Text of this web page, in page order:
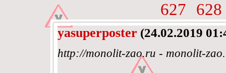
627
628
yasuperposter (24.02.2019
http://monolit-zao.ru - monolit-